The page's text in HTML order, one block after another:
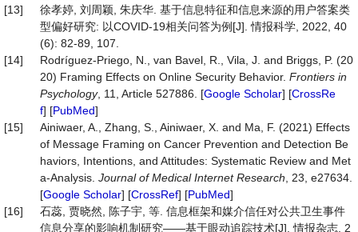
[13]
徐孝婷, 刘周颖, 朱庆华. 基于信息特征和信息来源的用户答案类
型偏好研究: 以COVID-19相关问答为例[J]. 情报科学, 2022, 40
(6): 82-89, 107.
[14]
Rodríguez-Priego, N., van Bavel, R., Vila, J. and Briggs, P. (20
20) Framing Effects on Online Security Behavior. Frontiers in
Psychology, 11, Article 527886. [Google Scholar] [CrossRe
f] [PubMed]
[15]
Ainiwaer, A., Zhang, S., Ainiwaer, X. and Ma, F. (2021) Effects
of Message Framing on Cancer Prevention and Detection Be
haviors, Intentions, and Attitudes: Systematic Review and Met
a-Analysis. Journal of Medical Internet Research , 23, e27634.
[Google Scholar] [CrossRef] [PubMed]
[16]
石蕊, 贾晓然, 陈子宇, 等. 信息框架和媒介信任对公共卫生事件
信息分享的影响机制研究——基于眼动追踪技术[J]. 情报杂志, 2